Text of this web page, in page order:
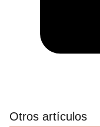
Otros artículos